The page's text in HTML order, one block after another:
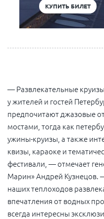
КУПИТЬ БИЛЕТ
— Развлекательные
у жителей и гостей
предпочитают джазовые
мостами, тогда как
ужины-круизы, а также
квизы, караоке и
фестивали, — отмечает
Марин» Андрей Кузнецов.
наших теплоходов
впечатления от водных
всегда интересны